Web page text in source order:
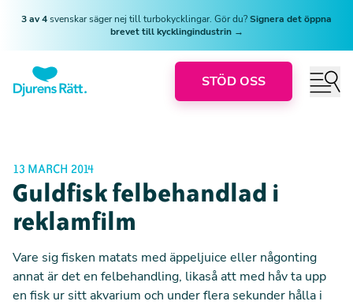
3 av 4svenskar säger nej till turbokycklingar. Gör du?Signera det öppna
brevet till kycklingindustrin →
STÖD OSS
13 MARCH 2014
Guldfisk felbehandlad i
reklamfilm
Vare sig fisken matats med äppeljuice eller någonting
annat är det en felbehandling, likaså att med håv ta upp
en fisk ur sitt akvarium och under flera sekunder hålla i